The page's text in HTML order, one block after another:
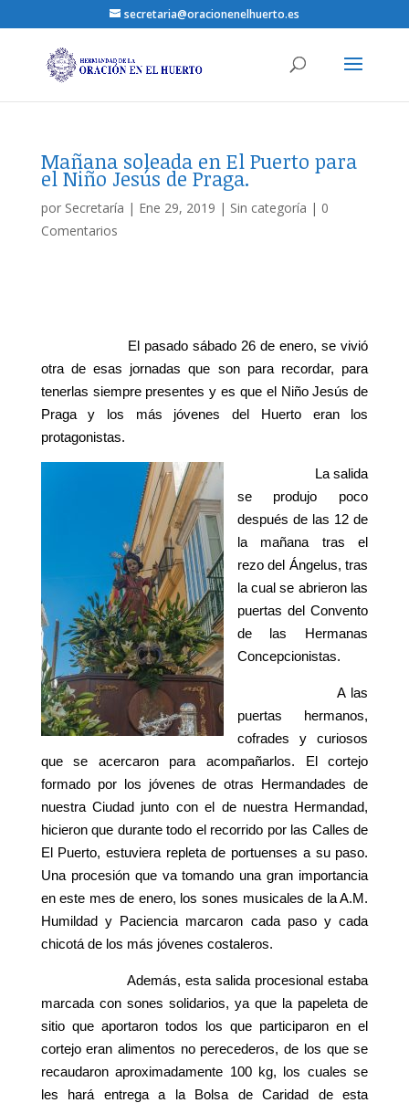
secretaria@oracionenelhuerto.es
Mañana soleada en El Puerto para
el Niño Jesús de Praga.
por Secretaría | Ene 29, 2019 | Sin categoría | 0
Comentarios
El pasado sábado 26 de enero, se vivió
otra de esas jornadas que son para recordar, para
tenerlas siempre presentes y es que el Niño Jesús de
Praga y los más jóvenes del Huerto eran los
protagonistas.
La salida
se produjo poco
después de las 12 de
la mañana tras el
rezo del Ángelus, tras
la cual se abrieron las
puertas del Convento
de las Hermanas
Concepcionistas.
A las
puertas hermanos,
cofrades y curiosos
que se acercaron para acompañarlos. El cortejo
formado por los jóvenes de otras Hermandades de
nuestra Ciudad junto con el de nuestra Hermandad,
hicieron que durante todo el recorrido por las Calles de
El Puerto, estuviera repleta de portuenses a su paso.
Una procesión que va tomando una gran importancia
en este mes de enero, los sones musicales de la A.M.
Humildad y Paciencia marcaron cada paso y cada
chicotá de los más jóvenes costaleros.
Además, esta salida procesional estaba
marcada con sones solidarios, ya que la papeleta de
sitio que aportaron todos los que participaron en el
cortejo eran alimentos no perecederos, de los que se
recaudaron aproximadamente 100 kg, los cuales se
les hará entrega a la Bolsa de Caridad de esta